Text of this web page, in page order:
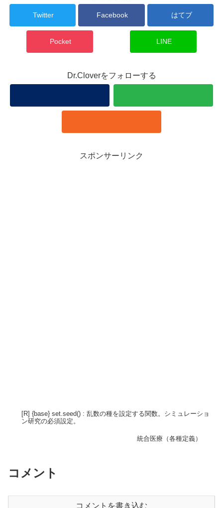
Twitter Facebook はてブ
Pocket LINE
Dr.Cloverをフォローする
スポンサーリンク
[R] {base} set.seed() : 乱数の種を設定する関数。シミュレーショ
ン研究の必須設定。
統合医療（各種定義）
コメント
コメントを書き込む